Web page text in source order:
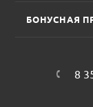
БОНУСНАЯ
8